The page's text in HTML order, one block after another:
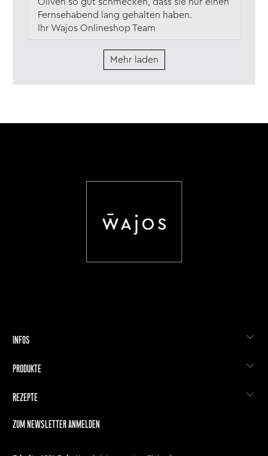
Fernsehabend lang gehalten haben.
Ihr Wajos Onlineshop Team
Mehr laden
INFOS
PRODUKTE
REZEPTE
ZUM NEWSLETTER ANMELDEN